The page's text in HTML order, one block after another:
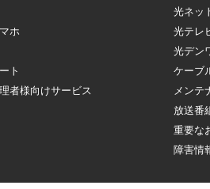
ホ
ト
者様向けサービス
光ネッ
光テレ
光デン
ケーブ
メンテ
放送番
重要な
障害情